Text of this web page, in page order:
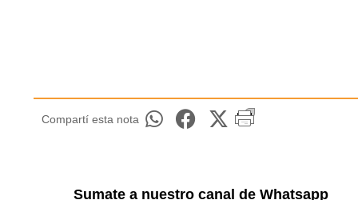
Compartí esta nota
Sumate a nuestro canal de Whatsapp